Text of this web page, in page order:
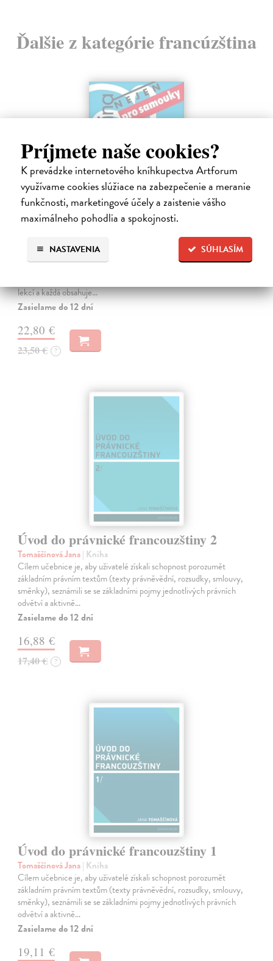
Príjmete naše cookies?
K prevádzke internetového kníhkupectva Artforum
využívame cookies slúžiace na zabezpečenie a meranie
funkčnosti, marketingové účely a zaistenie vášho
maximálneho pohodlia a spokojnosti.
SÚHLASÍM
NASTAVENIA
Ďalšie z kategórie francúzština
Francouzština (nejen) pro samouky
Pravda Miroslav, Pravdová Marie
Aktualizovaná a doplněná verze oblíbené učebnice určené
lekcí a každá obsahuje…
Zasielame do 12 dní
22,80 €
23,50 € ?
Úvod do právnické francouzštiny 2
Tomaščínová Jana| Kniha
Cílem učebnice je, aby uživatelé získali schopnost porozumět
základním právním textům (texty právněvědní, rozsudky, smlouvy,
směnky), seznámili se se základními pojmy jednotlivých právních
odvětví a aktivně…
Zasielame do 12 dní
16,88 €
17,40 € ?
Úvod do právnické francouzštiny 1
Tomaščínová Jana| Kniha
Cílem učebnice je, aby uživatelé získali schopnost porozumět
základním právním textům (texty právněvědní, rozsudky, smlouvy,
směnky), seznámili se se základními pojmy jednotlivých právních
odvětví a aktivně…
Zasielame do 12 dní
19,11 €